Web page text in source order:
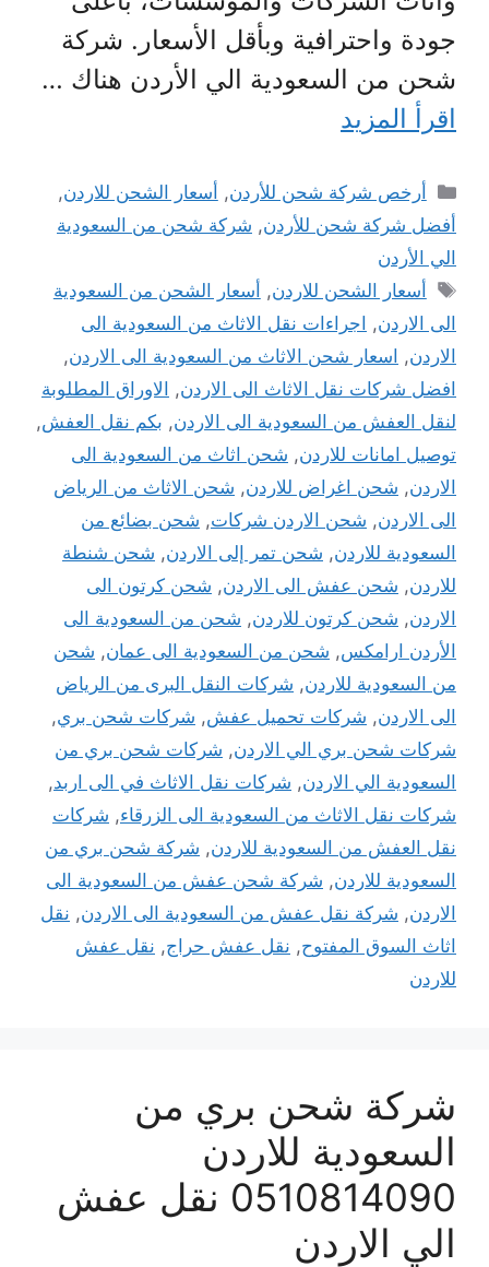
جودة واحترافية وبأقل الأسعار. شركة
شحن من السعودية الي الأردن هناك …
اقرأ المزيد
التصنيفات
أرخص شركة شحن للأردن, أسعار الشحن للاردن,
أفضل شركة شحن للأردن, شركة شحن من السعودية
الي الأردن
الوسوم
أسعار الشحن للاردن, أسعار الشحن من السعودية
الى الاردن, اجراءات نقل الاثاث من السعودية الى
الاردن, اسعار شحن الاثاث من السعودية الى الاردن,
افضل شركات نقل الاثاث الى الاردن, الاوراق المطلوبة
لنقل العفش من السعودية الى الاردن, بكم نقل العفش,
توصيل امانات للاردن, شحن اثاث من السعودية الى
الاردن, شحن اغراض للاردن, شحن الاثاث من الرياض
الى الاردن, شحن الاردن شركات, شحن بضائع من
السعودية للاردن, شحن تمر إلى الاردن, شحن شنطة
للاردن, شحن عفش الى الاردن, شحن كرتون الى
الاردن, شحن كرتون للاردن, شحن من السعودية الى
الأردن ارامكس, شحن من السعودية الى عمان, شحن
من السعودية للاردن, شركات النقل البرى من الرياض
الى الاردن, شركات تحميل عفش, شركات شحن بري,
شركات شحن بري الي الاردن, شركات شحن بري من
السعودية الي الاردن, شركات نقل الاثاث في الى اربد,
شركات نقل الاثاث من السعودية الى الزرقاء, شركات
نقل العفش من السعودية للاردن, شركة شحن بري من
السعودية للاردن, شركة شحن عفش من السعودية الى
الاردن, شركة نقل عفش من السعودية الى الاردن, نقل
اثاث السوق المفتوح, نقل عفش حراج, نقل عفش
للاردن
شركة شحن بري من
السعودية للاردن
0510814090 نقل عفش
الي الاردن